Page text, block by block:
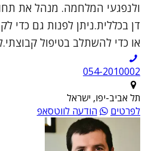
ולנפגעי המלחמה. מנהל את
דן בכללית.ניתן לפנות גם כדי
או כדי להשתלב בטיפול
054-2010002
תל אביב-יפו, ישראל
לפרטים
הודעה לווטסאפ